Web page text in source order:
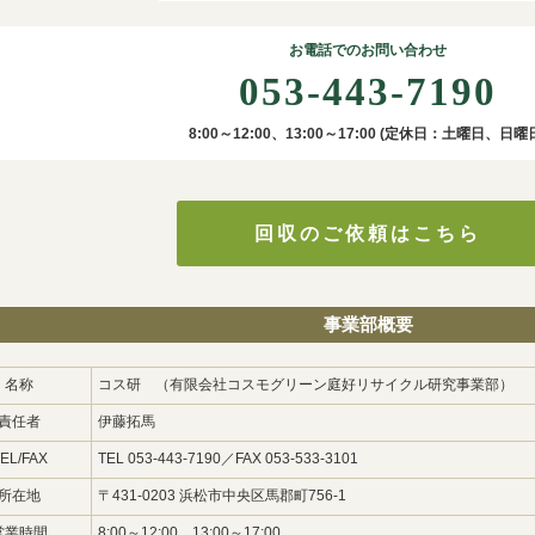
お電話でのお問い合わせ
053-443-7190
8:00～12:00、13:00～17:00 (定休日：土曜日、日曜
回収のご依頼はこちら
事業部概要
名称 コス研 （有限会社コスモグリーン庭好リサイクル研究事業部）
任者 伊藤拓馬
FAX TEL 053-443-7190／FAX 053-533-3101
在地 〒431-0203 浜松市中央区馬郡町756-1